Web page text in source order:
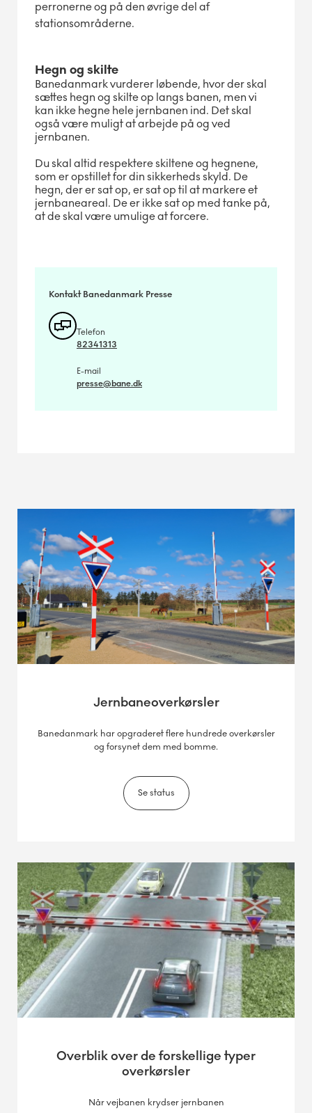
perronerne og på den øvrige del af
stationsområderne.
Hegn og skilte
Banedanmark vurderer løbende, hvor der skal
sættes hegn og skilte op langs banen, men vi
kan ikke hegne hele jernbanen ind. Det skal
også være muligt at arbejde på og ved
jernbanen.
Du skal altid respektere skiltene og hegnene,
som er opstillet for din sikkerheds skyld. De
hegn, der er sat op, er sat op til at markere et
jernbaneareal. De er ikke sat op med tanke på,
at de skal være umulige at forcere.
Kontakt Banedanmark Presse
Telefon
82341313
E-mail
presse@bane.dk
Jernbaneoverkørsler
Banedanmark har opgraderet flere hundrede overkørsler
og forsynet dem med bomme.
Se status
Overblik over de forskellige typer
overkørsler
Når vejbanen krydser jernbanen